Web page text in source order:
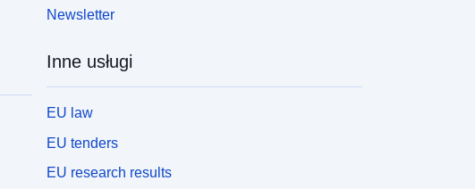
Newsletter
Inne usługi
EU law
EU tenders
EU research results